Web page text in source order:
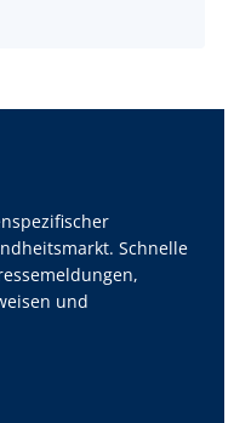
Schnelle
und